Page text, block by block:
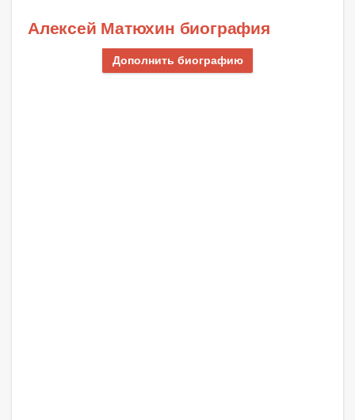
Алексей Матюхин биография
Дополнить биографию